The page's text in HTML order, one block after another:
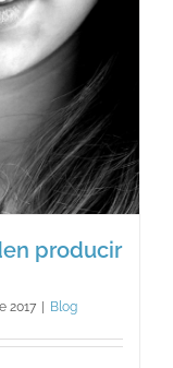
producir
2017 | Blog